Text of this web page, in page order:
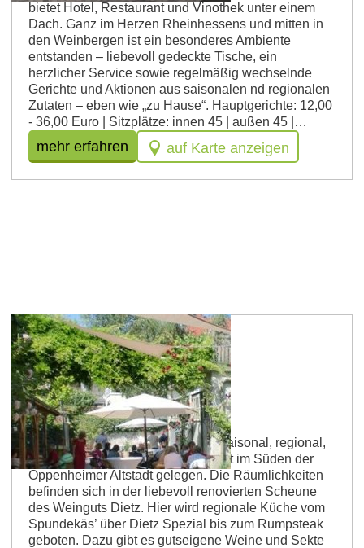
bietet Hotel, Restaurant und Vinothek unter einem
Dach. Ganz im Herzen Rheinhessens und mitten in
den Weinbergen ist ein besonderes Ambiente
entstanden – liebevoll gedeckte Tische, ein
herzlicher Service sowie regelmäßig wechselnde
Gerichte und Aktionen aus saisonalen nd regionalen
Zutaten – eben wie „zu Hause“. Hauptgerichte: 12,00
- 36,00 Euro | Sitzplätze: innen 45 | außen 45 |…
mehr erfahren auf Karte anzeigen
Oppenheim
Weinstube Dietz
Betriebsart: Gutsschänke Küche: saisonal, regional,
vegetarisch Die Weinstube Dietz ist im Süden der
Oppenheimer Altstadt gelegen. Die Räumlichkeiten
befinden sich in der liebevoll renovierten Scheune
des Weinguts Dietz. Hier wird regionale Küche vom
Spundekäs’ über Dietz Spezial bis zum Rumpsteak
geboten. Dazu gibt es gutseigene Weine und Sekte